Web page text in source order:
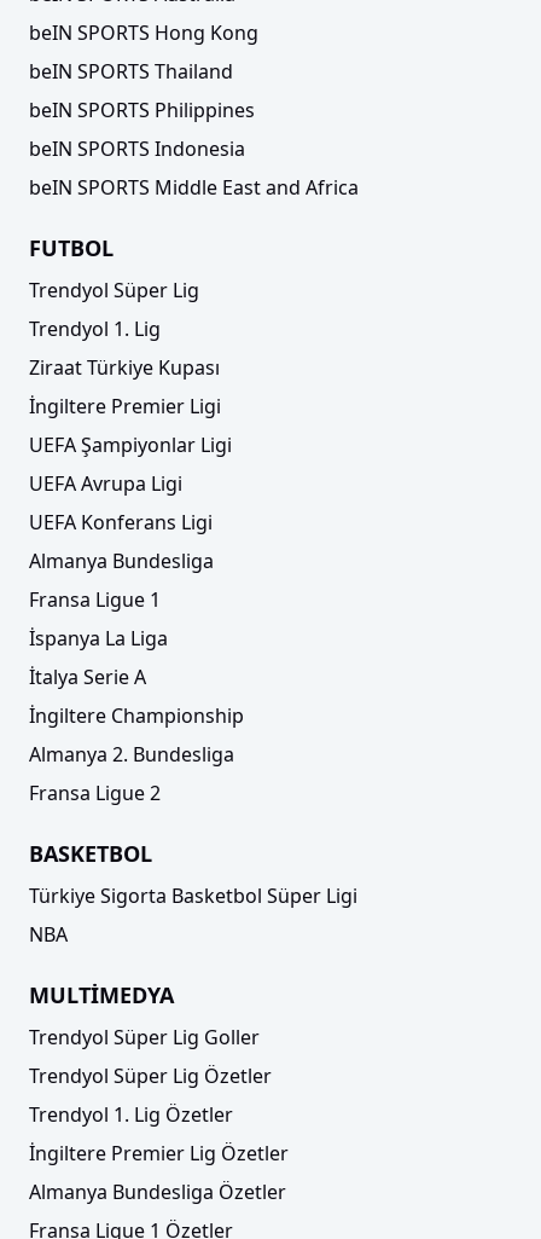
beIN SPORTS Hong Kong
beIN SPORTS Thailand
beIN SPORTS Philippines
beIN SPORTS Indonesia
beIN SPORTS Middle East and Africa
FUTBOL
Trendyol Süper Lig
Trendyol 1. Lig
Ziraat Türkiye Kupası
İngiltere Premier Ligi
UEFA Şampiyonlar Ligi
UEFA Avrupa Ligi
UEFA Konferans Ligi
Almanya Bundesliga
Fransa Ligue 1
İspanya La Liga
İtalya Serie A
İngiltere Championship
Almanya 2. Bundesliga
Fransa Ligue 2
BASKETBOL
Türkiye Sigorta Basketbol Süper Ligi
NBA
MULTİMEDYA
Trendyol Süper Lig Goller
Trendyol Süper Lig Özetler
Trendyol 1. Lig Özetler
İngiltere Premier Lig Özetler
Almanya Bundesliga Özetler
Fransa Ligue 1 Özetler